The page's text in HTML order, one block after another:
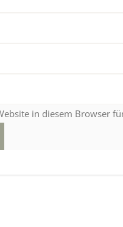
in diesem Browser